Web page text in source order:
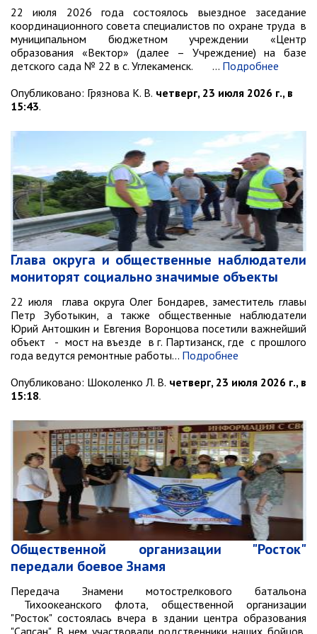
Объявления
Публичные слушания
Опросы
ПОСЛЕДНИЕ МАТЕРИАЛЫ
Последние материалы
Новости от primorsky.ru
СВО
22 июля 2026 года состоялось выездное заседание
координационного совета специалистов по охране труда в
муниципальном бюджетном учреждении «Центр
образования «Вектор» (далее – Учреждение) на базе
детского сада № 22 в с. Углекаменск. … Подробнее
Опубликовано: Грязнова К. В. четверг, 23 июля 2026 г., в
15:43.
Глава округа и общественные наблюдатели
мониторят социально значимые объекты
22 июля глава округа Олег Бондарев, заместитель главы
Петр Зуботыкин, а также общественные наблюдатели
Юрий Антошкин и Евгения Воронцова посетили важнейший
объект - мост на въезде в г. Партизанск, где с прошлого
года ведутся ремонтные работы… Подробнее
Опубликовано: Шоколенко Л. В. четверг, 23 июля 2026 г., в
15:18.
Общественной организации "Росток"
передали боевое Знамя
Передача Знамени мотострелкового батальона
Тихоокеанского флота, общественной организации
"Росток" состоялась вчера в здании центра образования